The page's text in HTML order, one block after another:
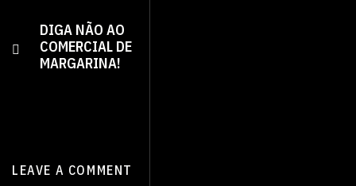
DIGA NÃO AO
COMERCIAL DE
MARGARINA!
LEAVE A COMMENT